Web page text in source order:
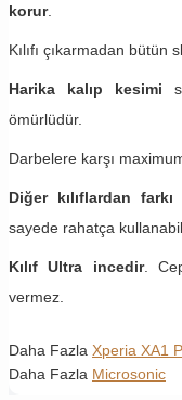
korur.
Kılıfı çıkarmadan bütün
Harika kalıp kesimi
ömürlüdür.
Darbelere karşı
Diğer kılıflardan farkı
sayede rahatça
Kılıf Ultra incedir.
vermez.
Daha Fazla Xperia XA1
Daha Fazla Microsonic